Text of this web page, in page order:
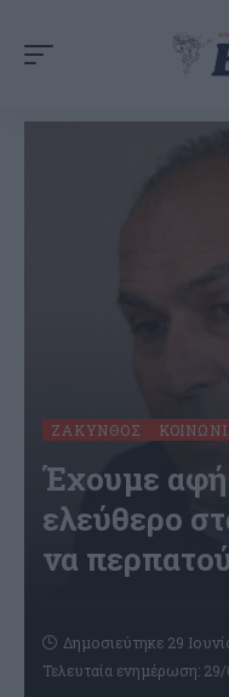
ΖΆΚΥΝΘΟΣ
Έχουμε
ελεύθερο
να
Τελευταία ενημέρωση:
Δημοσιεύτηκε 29